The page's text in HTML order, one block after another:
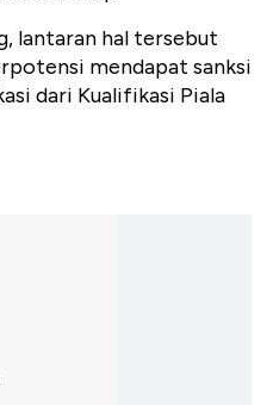
lantaran hal tersebut
mendapat sanksi
dari Kualifikasi Piala